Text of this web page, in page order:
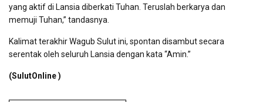
yang aktif di Lansia diberkati Tuhan. Teruslah berkarya dan
memuji Tuhan,” tandasnya.
Kalimat terakhir Wagub Sulut ini, spontan disambut secara
serentak oleh seluruh Lansia dengan kata “Amin.”
(SulutOnline )